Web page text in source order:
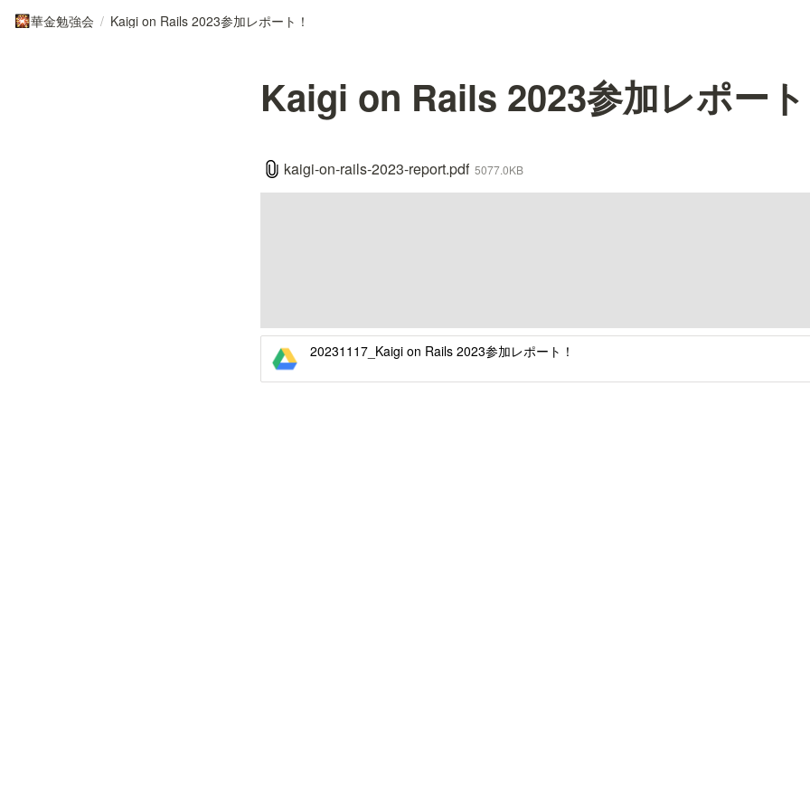
🎇華金勉強会 / Kaigi on Rails 2023参加レポート！
Kaigi on Rails 2023参加レポー
kaigi-on-rails-2023-report.pdf 5077.0KB
20231117_Kaigi on Rails 2023参加レポート！